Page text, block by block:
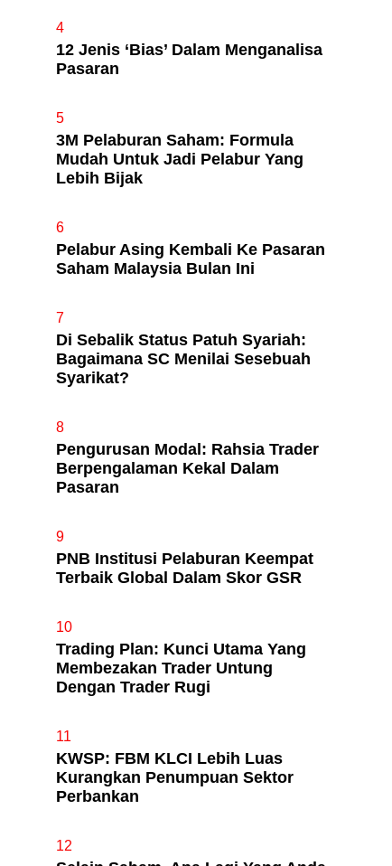
4
12 Jenis ‘Bias’ Dalam Menganalisa
Pasaran
5
3M Pelaburan Saham: Formula
Mudah Untuk Jadi Pelabur Yang
Lebih Bijak
6
Pelabur Asing Kembali Ke Pasaran
Saham Malaysia Bulan Ini
7
Di Sebalik Status Patuh Syariah:
Bagaimana SC Menilai Sesebuah
Syarikat?
8
Pengurusan Modal: Rahsia Trader
Berpengalaman Kekal Dalam
Pasaran
9
PNB Institusi Pelaburan Keempat
Terbaik Global Dalam Skor GSR
10
Trading Plan: Kunci Utama Yang
Membezakan Trader Untung
Dengan Trader Rugi
11
KWSP: FBM KLCI Lebih Luas
Kurangkan Penumpuan Sektor
Perbankan
12